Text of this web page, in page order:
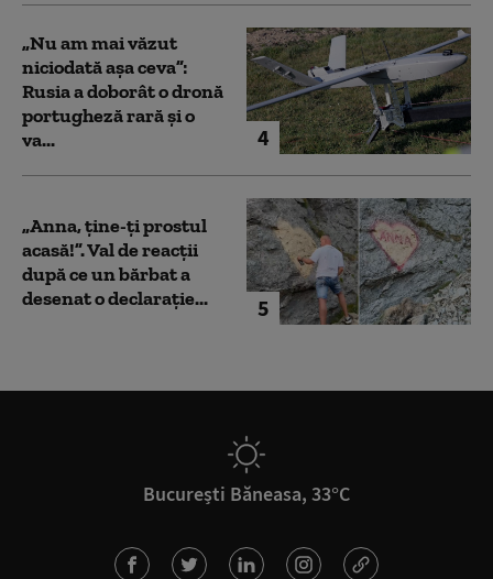
4
„Nu am mai văzut
niciodată așa ceva”:
Rusia a doborât o dronă
portugheză rară și o
va...
5
„Anna, ţine-ţi prostul
acasă!”. Val de reacții
după ce un bărbat a
desenat o declarație...
București Băneasa, 33°C